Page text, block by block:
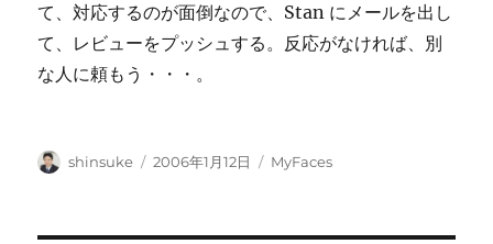
て、対応するのが面倒なので、Stan にメールを出し
て、レビューをプッシュする。反応がなければ、別
な人に頼もう・・・。
投
shinsuke
投
2006年1月12日
カ
MyFaces